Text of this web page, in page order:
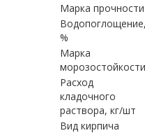
Марка прочности
Водопоглощение,
%
Марка
морозостойкости
Расход
кладочного
раствора, кг/шт
Вид кирпича